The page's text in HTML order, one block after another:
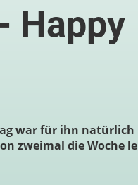
Happy
war für ihn natürlich
zweimal die Woche